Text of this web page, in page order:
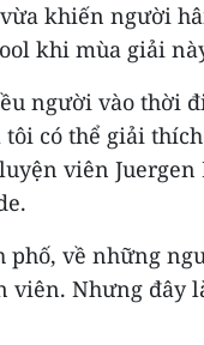
khiến người
khi mùa giải
người vào thời
có thể giải
viên Juergen
phố, về những
viên. Nhưng đây